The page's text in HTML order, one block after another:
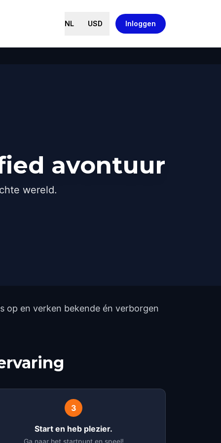
NL USD Inloggen
avontuur
wereld.
op en verken bekende én verborgen
3
Start en heb plezier.
Ga naar het startpunt en speel!